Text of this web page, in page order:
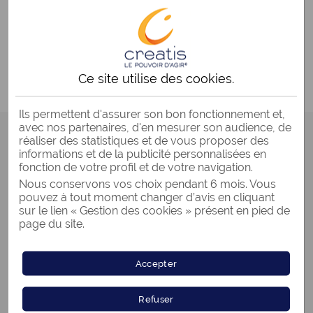
UN CRÉDIT VOUS ENGAGE ET DOIT ÊTRE
REMBOURSÉ.
VÉRIFIEZ VOS CAPACITÉS DE
REMBOURSEMENT AVANT DE VOUS
ENGAGER.
Le guide du rachat de crédits
Comprendre le rachat de crédits
Choisir son rachat de crédits
rachat de crédits
Ce site utilise des cookies
Ils permettent d'assurer son bon fonctionnement et,
avec nos partenaires, d'en mesurer son audience, de
réaliser des statistiques et de vous proposer des
informations et de la publicité personnalisées en
fonction de votre profil et de votre navigation.
Nous conservons vos choix pendant 6 mois. Vous
pouvez à tout moment changer d’avis en cliquant
sur le lien « Gestion des cookies » présent en pied de
page du site.
Accepter
Refuser